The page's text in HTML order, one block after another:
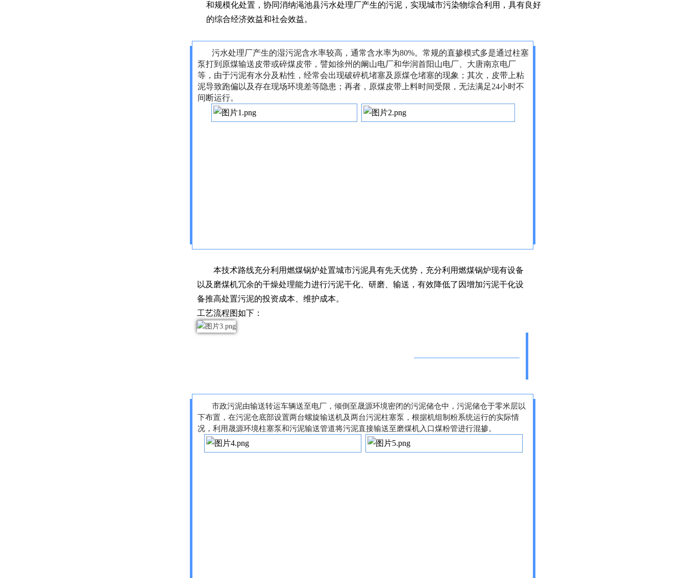
和规模化处置，协同消纳渑池县污水处理厂产生的污泥，实现城市污染物综合利用，具有良好
的综合经济效益和社会效益。
污水处理厂产生的湿污泥含水率较高，通常含水率为80%。常规的直掺模式多是通过柱塞
泵打到原煤输送皮带或碎煤皮带，譬如徐州的阚山电厂和华润首阳山电厂、大唐南京电厂
等，由于污泥有水分及粘性，经常会出现破碎机堵塞及原煤仓堵塞的现象；其次，皮带上粘
泥导致跑偏以及存在现场环境差等隐患；再者，原煤皮带上料时间受限，无法满足24小时不
间断运行。
本技术路线充分利用燃煤锅炉处置城市污泥具有先天优势，充分利用燃煤锅炉现有设备
以及磨煤机冗余的干燥处理能力进行污泥干化、研磨、输送，有效降低了因增加污泥干化设
备推高处置污泥的投资成本、维护成本。
工艺流程图如下：
市政污泥由输送转运车辆送至电厂，倾倒至晟源环境密闭的污泥储仓中，污泥储仓于零米层以
下布置，在污泥仓底部设置两台螺旋输送机及两台污泥柱塞泵，根据机组制粉系统运行的实际情
况，利用晟源环境柱塞泵和污泥输送管道将污泥直接输送至磨煤机入口煤粉管进行混掺。